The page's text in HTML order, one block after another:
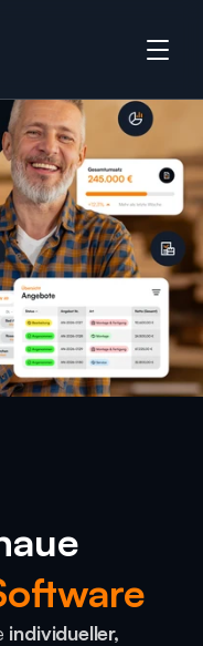
individueller,